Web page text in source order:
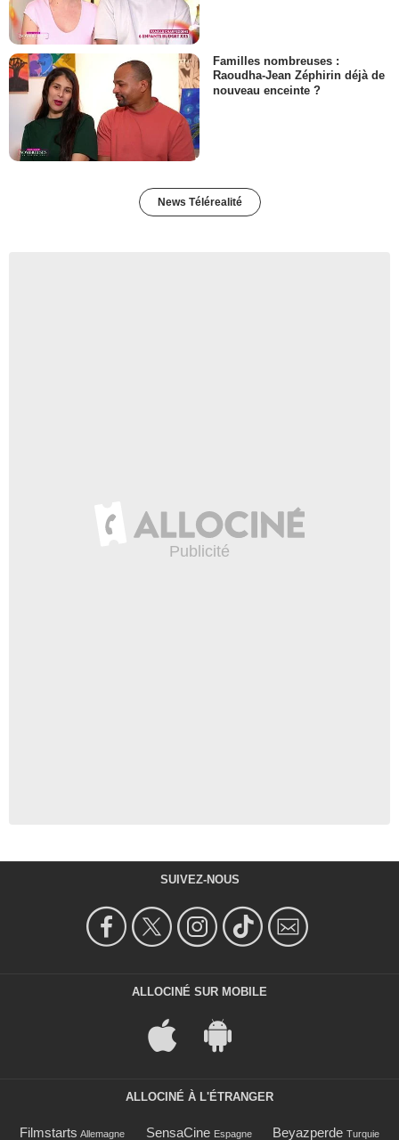
Familles nombreuses :
Raoudha-Jean Zéphirin déjà de
nouveau enceinte ?
News Télérealité
SUIVEZ-NOUS
ALLOCINÉ SUR MOBILE
ALLOCINÉ À L'ÉTRANGER
Filmstarts Allemagne SensaCine Espagne Beyazperde Turquie